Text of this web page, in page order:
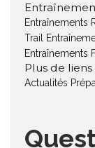
Entraînements
Trail
Entraînements
Plus de liens
Actualités